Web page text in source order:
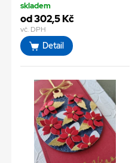
skladem
od 302,5 Kč
vč. DPH
Detail